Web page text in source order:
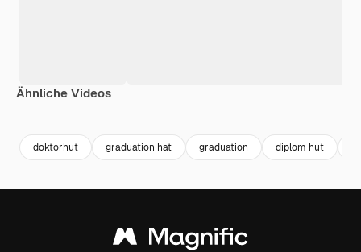
Ähnliche Videos
doktorhut graduation hat graduation diplom hut